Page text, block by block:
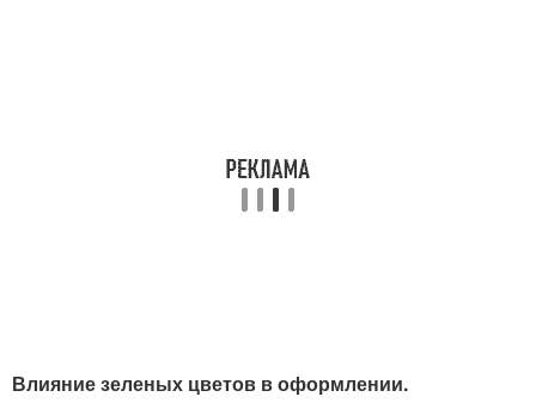
Влияние зеленых цветов в оформлении.